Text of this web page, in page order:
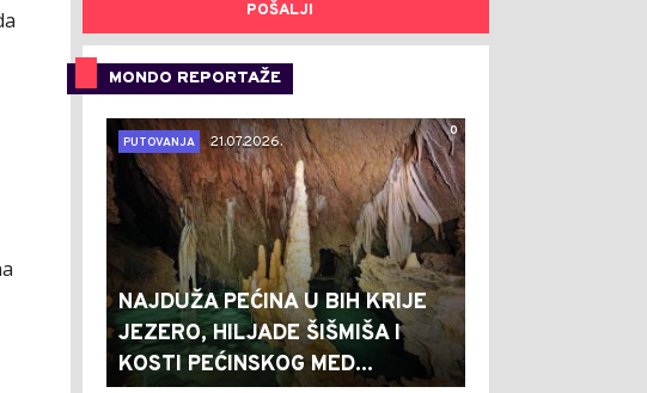
POŠALJI
MONDO REPORTAŽE
0
PUTOVANJA
21.07.2026.
NAJDUŽA PEĆINA U BIH KRIJE
JEZERO, HILJADE ŠIŠMIŠA I
KOSTI PEĆINSKOG MED...